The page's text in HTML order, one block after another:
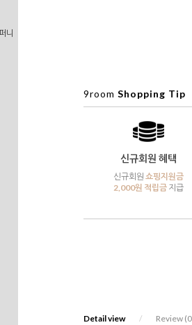
니
9room Shopping Tip
신규회원 혜택
신규회원 쇼핑지원금
2,000원 적립금지급
Detail view / Review (0